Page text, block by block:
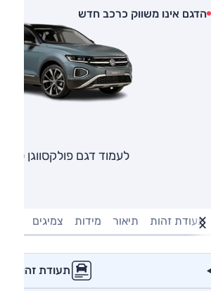
הדגם אינו משווק כרכב חדש
לעמוד דגם פולקסווגן טי רוק
תעודת זהות תיאור מידות צמיגים
תעודת זהות